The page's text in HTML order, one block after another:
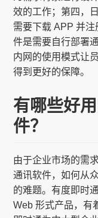
效的工作；第四，
需要下载 APP 并
件是需要自行部署
内网的使用模式让
得到更好的保障。
有哪些好
件？
由于企业市场的需
通讯软件，如何从
的难题。有度即时
Web 形式产品，有